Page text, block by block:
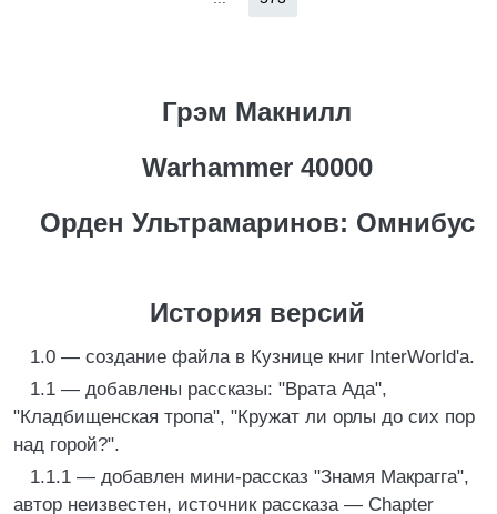
Грэм Макнилл
Warhammer 40000
Орден Ультрамаринов: Омнибус
История версий
1.0 — создание файла в Кузнице книг InterWorld'а.
1.1 — добавлены рассказы: "Врата Ада",
"Кладбищенская тропа", "Кружат ли орлы до сих пор
над горой?".
1.1.1 — добавлен мини-рассказ "Знамя Макрагга",
автор неизвестен, источник рассказа — Chapter